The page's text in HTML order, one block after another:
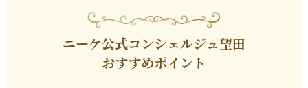
ニーケ公式コンシェルジュ望田
おすすめポイント